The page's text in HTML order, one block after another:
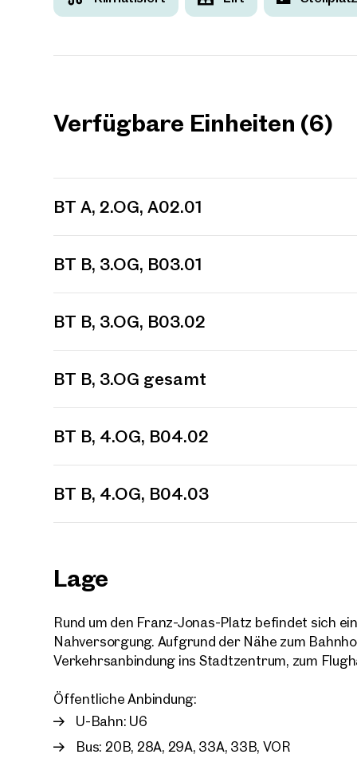
Verfügbare Einheiten (6)
BT A, 2.OG, A02.01
BT B, 3.OG, B03.01
BT B, 3.OG, B03.02
BT B, 3.OG gesamt
BT B, 4.OG, B04.02
BT B, 4.OG, B04.03
Lage
Rund um den Franz-Jonas-Platz befindet sich
Nahversorgung. Aufgrund der Nähe zum
Verkehrsanbindung ins Stadtzentrum, zum
Öffentliche Anbindung:
U-Bahn: U6
Bus: 20B, 28A, 29A, 33A, 33B, VOR
Bitte
Wie